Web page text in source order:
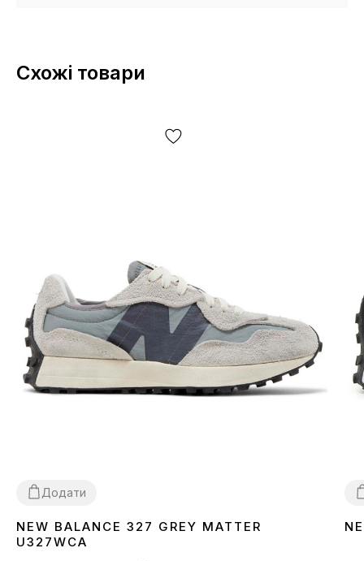
Схожі товари
Додати
3637 3839404142 43 44 45
NEW BALANCE 327 GREY MATTER
U327WCA